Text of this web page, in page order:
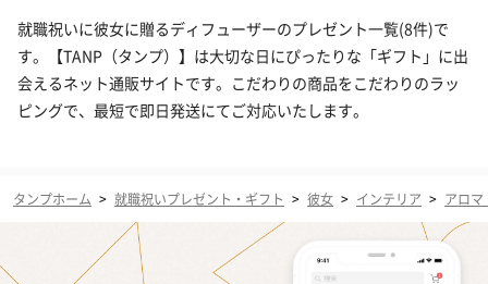
就職祝いに彼女に贈るディフューザーのプレゼント一覧(8件)で
す。【TANP（タンプ）】は大切な日にぴったりな「ギフト」に出
会えるネット通販サイトです。こだわりの商品をこだわりのラッ
ピングで、最短で即日発送にてご対応いたします。
タンプホーム > 就職祝いプレゼント・ギフト > 彼女 > インテリア > アロマ